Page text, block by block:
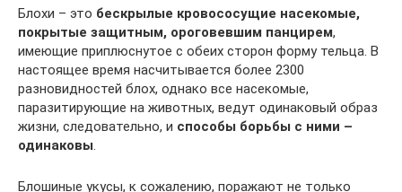
Блохи – это бескрылые кровососущие насекомые,
покрытые защитным, ороговевшим панцирем,
имеющие приплюснутое с обеих сторон форму тельца. В
настоящее время насчитывается более 2300
разновидностей блох, однако все насекомые,
паразитирующие на животных, ведут одинаковый образ
жизни, следовательно, и способы борьбы с ними –
одинаковы.
Блошиные укусы, к сожалению, поражают не только